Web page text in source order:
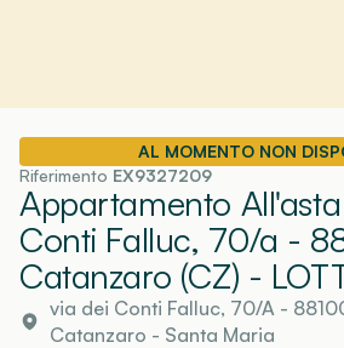
AL MOMENTO NON
Riferimento EX9327209
Appartamento
Conti Falluc, 70/a -
Catanzaro (CZ) -
via dei Conti Falluc, 70/A -
Catanzaro - Santa Maria